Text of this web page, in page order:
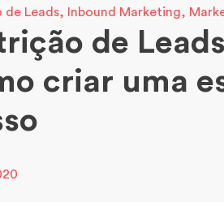
de Leads, Inbound Marketing,
de
criar uma